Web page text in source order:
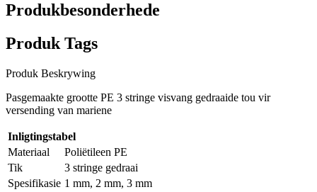
Produkbesonderhede
Produk Tags
Produk Beskrywing
Pasgemaakte grootte PE 3 stringe visvang gedraaide tou vir
versending van mariene
Inligtingstabel
Materiaal
Poliëtileen PE
Tik
3 stringe gedraai
Spesifikasie 1 mm, 2 mm, 3 mm